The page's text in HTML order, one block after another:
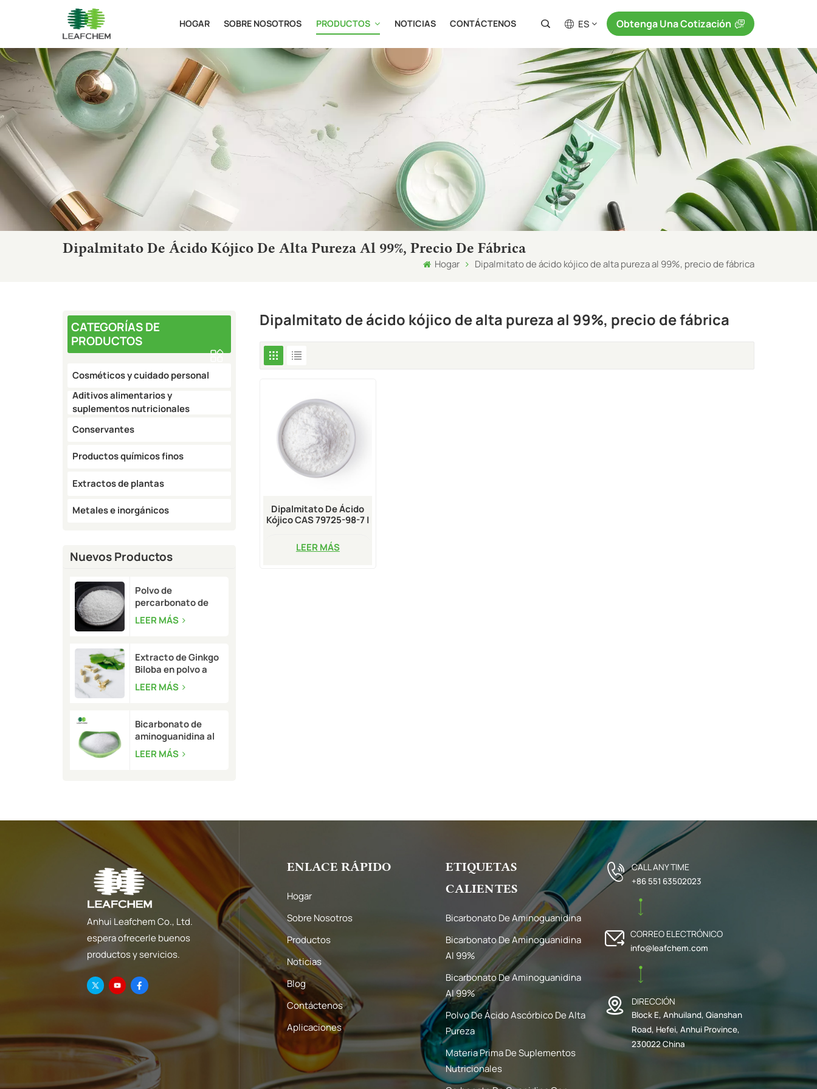
HOGAR SOBRE NOSOTROS PRODUCTOS NOTICIAS CONTÁCTENOS ES
en
fr
ar
Obtenga Una Cotización
Dipalmitato De Ácido Kójico De Alta Pureza Al 99%, Precio De Fábrica
Hogar Dipalmitato de ácido kójico de alta pureza al 99%, precio de fábrica
CATEGORÍAS DE
PRODUCTOS
Cosméticos y cuidado personal
Aditivos alimentarios y
suplementos nutricionales
Conservantes
Productos químicos finos
Extractos de plantas
Metales e inorgánicos
Nuevos Productos
Polvo de
percarbonato de
sodio a granel | CAS
15630-89-4
LEER MÁS
Extracto de Ginkgo
Biloba en polvo a
granel | CAS 90045-
36-6
LEER MÁS
Bicarbonato de
aminoguanidina al
99,5 % a granel |
CAS 2582-30-1
LEER MÁS
Dipalmitato de ácido kójico de alta pureza al 99%, precio de fábrica
Dipalmitato De Ácido
Kójico CAS 79725-98-7 |
Ácido Kójico Estable
LEER MÁS
Anhui Leafchem Co., Ltd.
espera ofrecerle buenos
productos y servicios.
ENLACE RÁPIDO
Hogar
Sobre Nosotros
Productos
Noticias
Blog
Contáctenos
Aplicaciones
ETIQUETAS
CALIENTES
Bicarbonato De Aminoguanidina
Bicarbonato De Aminoguanidina
Al 99%
Bicarbonato De Aminoguanidina
Al 99%
Polvo De Ácido Ascórbico De Alta
Pureza
Materia Prima De Suplementos
Nutricionales
CALL ANY TIME
+86 551 63502023
CORREO ELECTRÓNICO
info@leafchem.com
DIRECCIÓN
Block E, Anhuiland, Qianshan
Road, Hefei, Anhui Province,
230022 China